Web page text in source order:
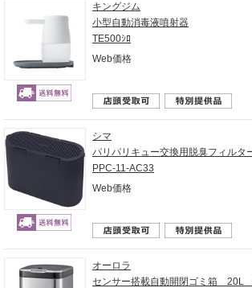
キングジム
小型自動消毒液噴射器
TE500ｼﾛ
Web価格
シマ
パリパリキュー交換用脱臭フィルタ
PPC-11-AC33
Web価格
オーロラ
センサー搭載自動開閉ゴミ箱 20L